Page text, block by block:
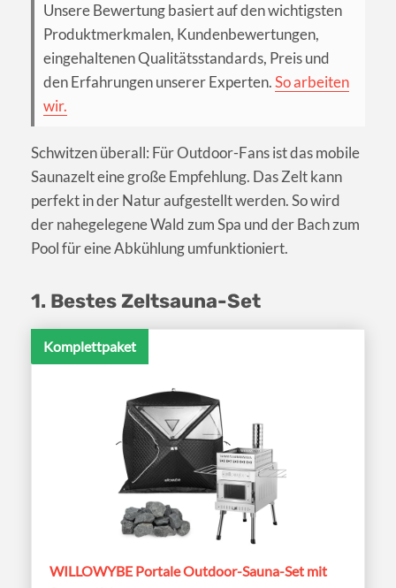
Unsere Bewertung basiert auf den wichtigsten
Produktmerkmalen, Kundenbewertungen,
eingehaltenen Qualitätsstandards, Preis und
den Erfahrungen unserer Experten.So arbeiten
wir.
Schwitzen überall: Für Outdoor-Fans ist das mobile
Saunazelt eine große Empfehlung. Das Zelt kann
perfekt in der Natur aufgestellt werden. So wird
der nahegelegene Wald zum Spa und der Bach zum
Pool für eine Abkühlung umfunktioniert.
1. Bestes Zeltsauna-Set
Komplettpaket
WILLOWYBE Portale Outdoor-Sauna-Set mit